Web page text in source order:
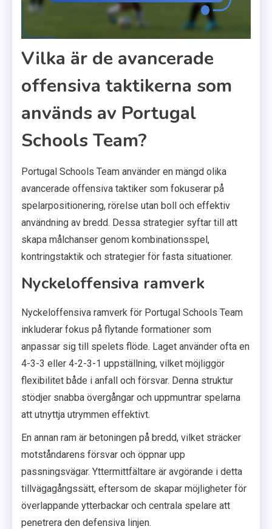
Vilka är de avancerade
offensiva taktikerna som
används av Portugal
Schools Team?
Portugal Schools Team använder en mängd olika
avancerade offensiva taktiker som fokuserar på
spelarpositionering, rörelse utan boll och effektiv
användning av bredd. Dessa strategier syftar till att
skapa målchanser genom kombinationsspel,
kontringstaktik och strategier för fasta situationer.
Nyckeloffensiva ramverk
Nyckeloffensiva ramverk för Portugal Schools Team
inkluderar fokus på flytande formationer som
anpassar sig till spelets flöde. Laget använder ofta en
4-3-3 eller 4-2-3-1 uppställning, vilket möjliggör
flexibilitet både i anfall och försvar. Denna struktur
stödjer snabba övergångar och uppmuntrar spelarna
att utnyttja utrymmen effektivt.
En annan ram är betoningen på bredd, vilket sträcker
motståndarens försvar och öppnar upp
passningsvägar. Yttermittfältare är avgörande i detta
tillvägagångssätt, eftersom de skapar möjligheter för
överlappande ytterbackar och centrala spelare att
penetrera den defensiva linjen.